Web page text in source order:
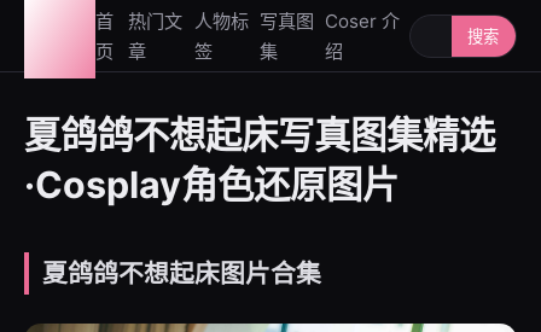
首
页
热门文
章
人物标
签
写真图
集
Coser 介
绍
搜索人物或写
搜索
夏鸽鸽不想起床写真图集精选
·Cosplay角色还原图片
夏鸽鸽不想起床图片合集